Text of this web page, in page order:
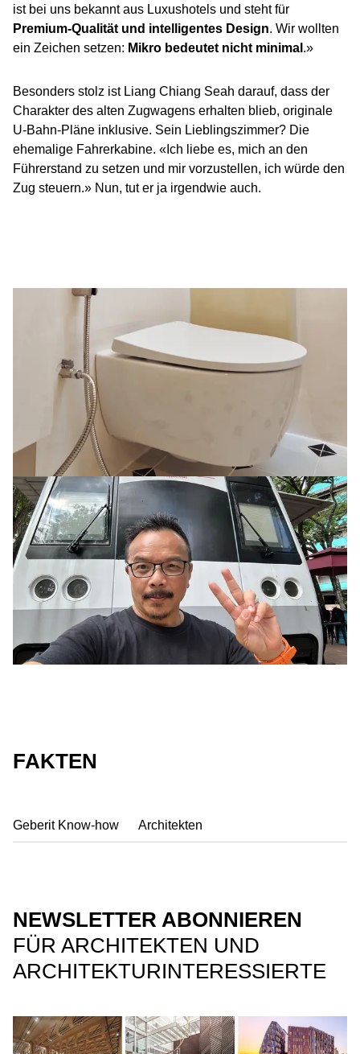
ist bei uns bekannt aus Luxushotels und steht für
Premium-Qualität und intelligentes Design. Wir wollten
ein Zeichen setzen: Mikro bedeutet nicht minimal .»
Besonders stolz ist Liang Chiang Seah darauf, dass der
Charakter des alten Zugwagens erhalten blieb, originale
U-Bahn-Pläne inklusive. Sein Lieblingszimmer? Die
ehemalige Fahrerkabine. «Ich liebe es, mich an den
Führerstand zu setzen und mir vorzustellen, ich würde den
Zug steuern.» Nun, tut er ja irgendwie auch.
FAKTEN
Geberit Know-how Architekten
NEWSLETTER ABONNIEREN
FÜR ARCHITEKTEN UND
ARCHITEKTURINTERESSIERTE